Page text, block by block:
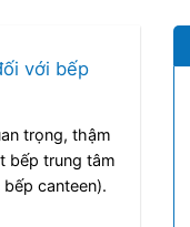
với bếp
trọng, thậm
bếp trung tâm
canteen).